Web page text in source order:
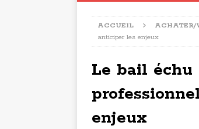
ACCUEIL ACHATER/
anticiper les enjeux
Le bail échu
enjeux